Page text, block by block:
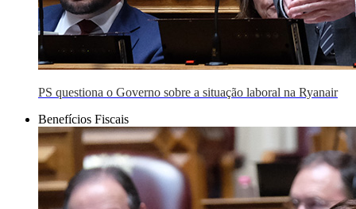
PS questiona o Governo sobre a situação laboral na Ryanair
Benefícios Fiscais